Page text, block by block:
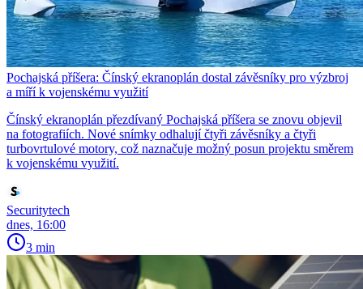
Pochajská příšera: Čínský ekranoplán dostal závěsníky pro výzbroj
a míří k vojenskému využití
Čínský ekranoplán přezdívaný Pochajská příšera se znovu objevil
na fotografiích. Nové snímky odhalují čtyři závěsníky a čtyři
turbovrtulové motory, což naznačuje možný posun projektu směrem
k vojenskému využití.
Securitytech
dnes, 16:00
3 min